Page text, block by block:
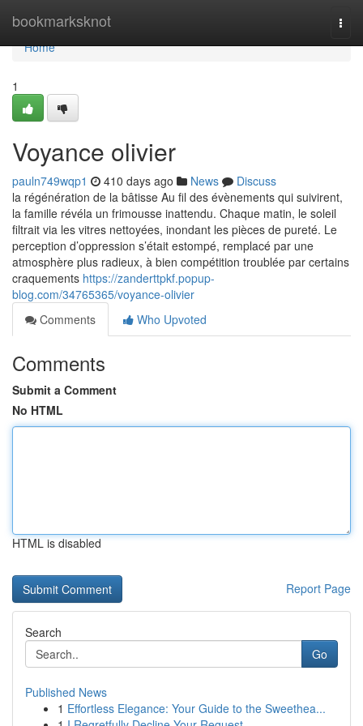
bookmarksknot
Home
Home
1
Voyance olivier
pauln749wqp1 410 days ago News
Discuss
la régénération de la bâtisse Au fil des évènements qui suivirent,
la famille révéla un frimousse inattendu. Chaque matin, le soleil
filtrait via les vitres nettoyées, inondant les pièces de pureté. Le
perception d’oppression s’était estompé, remplacé par une
atmosphère plus radieux, à bien compétition troublée par certains
craquements https://zanderttpkf.popup-
blog.com/34765365/voyance-olivier
Comments
Who Upvoted
Comments
Submit a Comment
No HTML
HTML is disabled
Report Page
Search
Go
Published News
1 Effortless Elegance: Your Guide to the Sweethea...